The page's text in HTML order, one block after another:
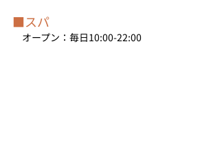
■スパ
オープン：毎日10:00-22:00